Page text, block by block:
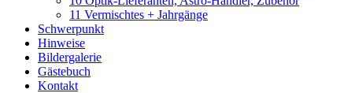
11 Vermischtes + Jahrgänge
Schwerpunkt
Hinweise
Bildergalerie
Gästebuch
Kontakt